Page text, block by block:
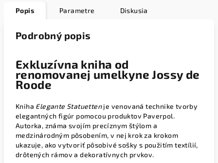
Popis Parametre Diskusia
Podrobný popis
Exkluzívna kniha od
renomovanej umelkyne Jossy de
Roode
Kniha Elegante Statuettenje venovaná technike tvorby
elegantných figúr pomocou produktov Paverpol.
Autorka, známa svojím precíznym štýlom a
medzinárodným pôsobením, v nej krok za krokom
ukazuje, ako vytvoriť pôsobivé sošky s použitím textílií,
drôtených rámov a dekoratívnych prvkov.